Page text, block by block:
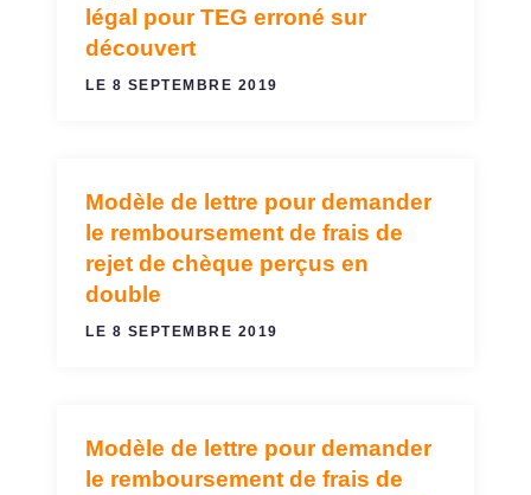
légal pour TEG erroné sur
découvert
LE 8 SEPTEMBRE 2019
AGIOS, FRAIS ET COMMISSIONS
Modèle de lettre pour demander
le remboursement de frais de
rejet de chèque perçus en
double
LE 8 SEPTEMBRE 2019
AGIOS, FRAIS ET COMMISSIONS
Modèle de lettre pour demander
le remboursement de frais de